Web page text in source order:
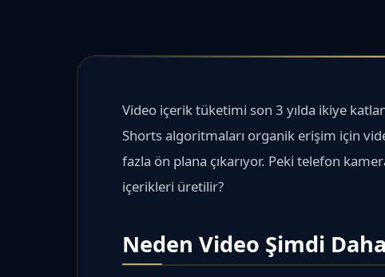
Video içerik tüketimi son 3 yılda ikiye
Shorts algoritmaları organik erişim için
fazla ön plana çıkarıyor. Peki telefon
içerikleri üretilir?
Neden Video Şimdi